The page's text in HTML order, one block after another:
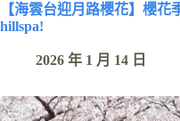
【海雲台迎月路櫻花】櫻
hillspa!
2026 年 1 月 14 日